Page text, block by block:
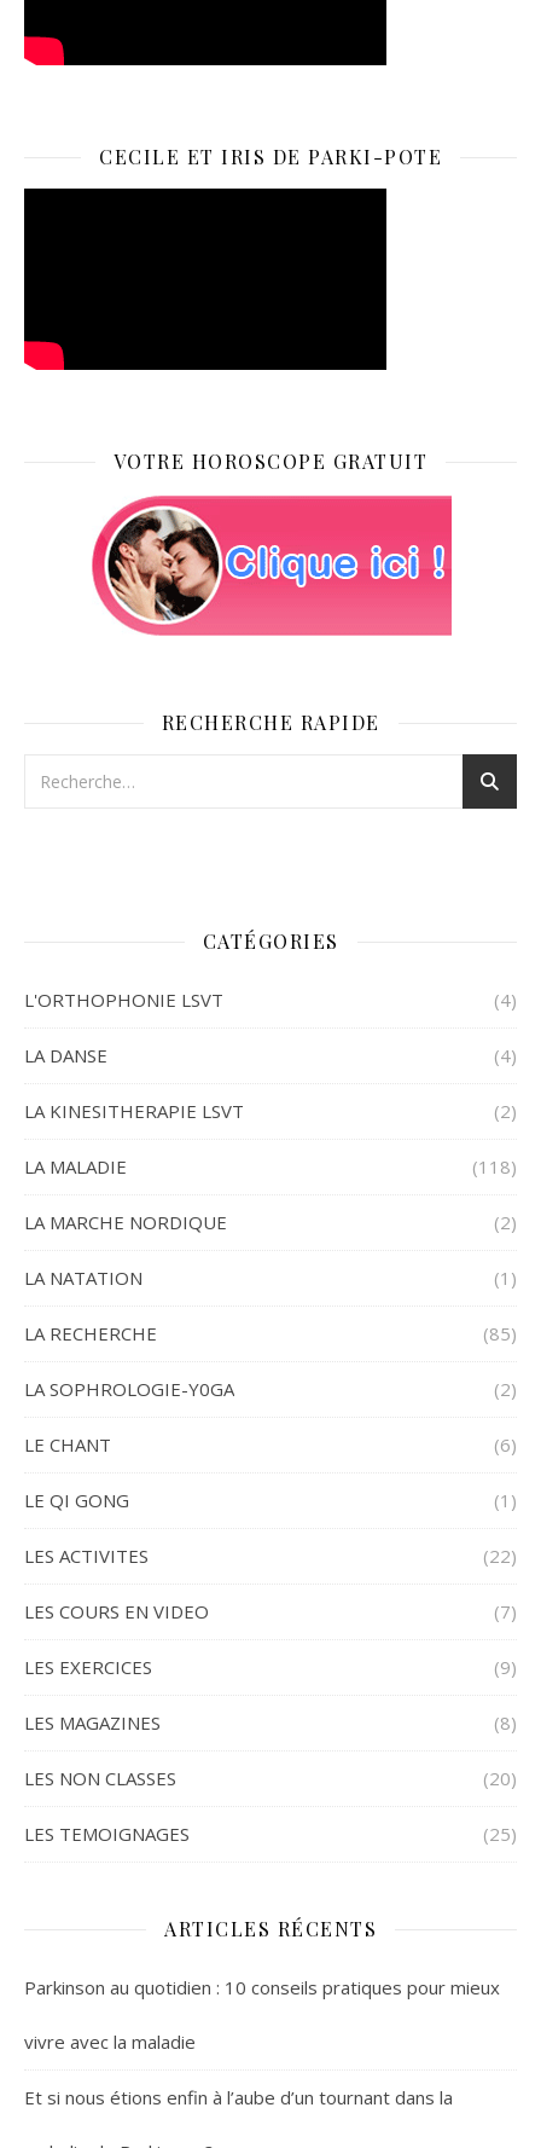
CECILE ET IRIS DE PARKI-POTE
VOTRE HOROSCOPE GRATUIT
RECHERCHE RAPIDE
CATÉGORIES
L'ORTHOPHONIE LSVT (4)
LA DANSE (4)
LA KINESITHERAPIE LSVT (2)
LA MALADIE (118)
LA MARCHE NORDIQUE (2)
LA NATATION (1)
LA RECHERCHE (85)
LA SOPHROLOGIE-Y0GA (2)
LE CHANT (6)
LE QI GONG (1)
LES ACTIVITES (22)
LES COURS EN VIDEO (7)
LES EXERCICES (9)
LES MAGAZINES (8)
LES NON CLASSES (20)
LES TEMOIGNAGES (25)
ARTICLES RÉCENTS
Parkinson au quotidien : 10 conseils pratiques pour mieux
vivre avec la maladie
Et si nous étions enfin à l’aube d’un tournant dans la